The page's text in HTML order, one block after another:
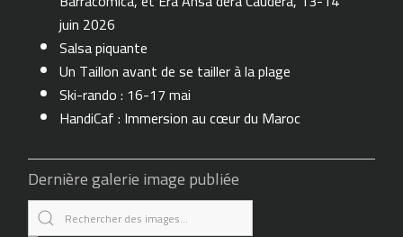
juin 2026
Salsa piquante
Un Taillon avant de se tailler à la plage
Ski-rando : 16-17 mai
HandiCaf : Immersion au cœur du Maroc
Dernière galerie image publiée